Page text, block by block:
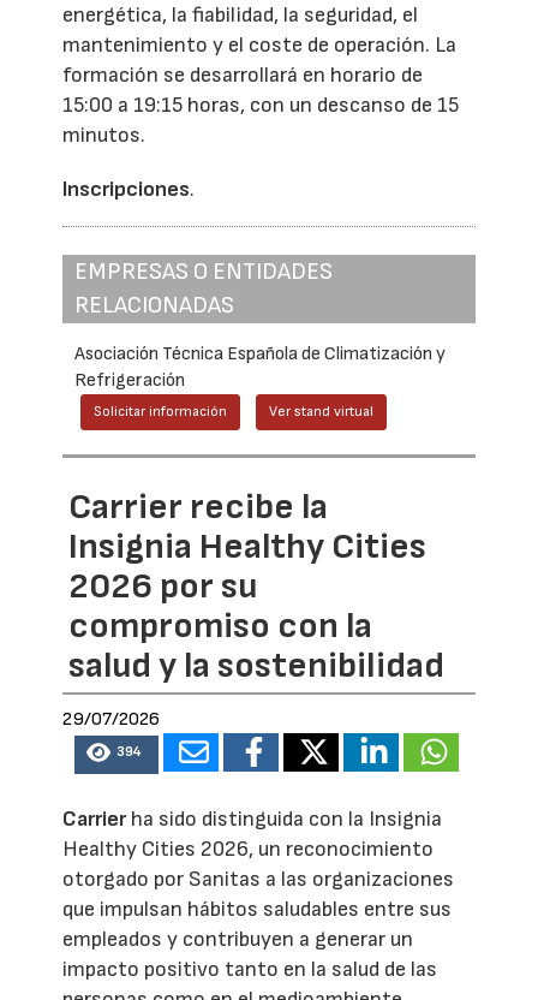
energética, la fiabilidad, la seguridad, el
mantenimiento y el coste de operación. La
formación se desarrollará en horario de
15:00 a 19:15 horas, con un descanso de 15
minutos.
Inscripciones.
EMPRESAS O ENTIDADES
RELACIONADAS
Asociación Técnica Española de Climatización y
Refrigeración
Solicitar información Ver stand virtual
Carrier recibe la
Insignia Healthy Cities
2026 por su
compromiso con la
salud y la sostenibilidad
29/07/2026
394
Carrierha sido distinguida con la Insignia
Healthy Cities 2026, un reconocimiento
otorgado por Sanitas a las organizaciones
que impulsan hábitos saludables entre sus
empleados y contribuyen a generar un
impacto positivo tanto en la salud de las